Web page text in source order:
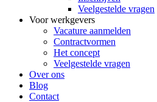
Veelgestelde vragen
Voor werkgevers
Vacature aanmelden
Contractvormen
Het concept
Veelgestelde vragen
Over ons
Blog
Contact